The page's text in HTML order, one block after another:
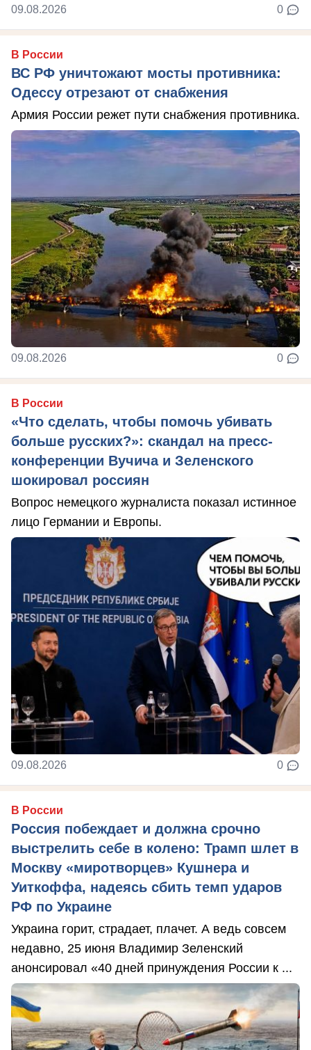
09.08.2026 0
В России
ВС РФ уничтожают мосты противника:
Одессу отрезают от снабжения
Армия России режет пути снабжения противника.
09.08.2026 0
В России
«Что сделать, чтобы помочь убивать
больше русских?»: скандал на пресс-
конференции Вучича и Зеленского
шокировал россиян
Вопрос немецкого журналиста показал истинное
лицо Германии и Европы.
09.08.2026 0
В России
Россия побеждает и должна срочно
выстрелить себе в колено: Трамп шлет в
Москву «миротворцев» Кушнера и
Уиткоффа, надеясь сбить темп ударов
РФ по Украине
Украина горит, страдает, плачет. А ведь совсем
недавно, 25 июня Владимир Зеленский
анонсировал «40 дней принуждения России к ...